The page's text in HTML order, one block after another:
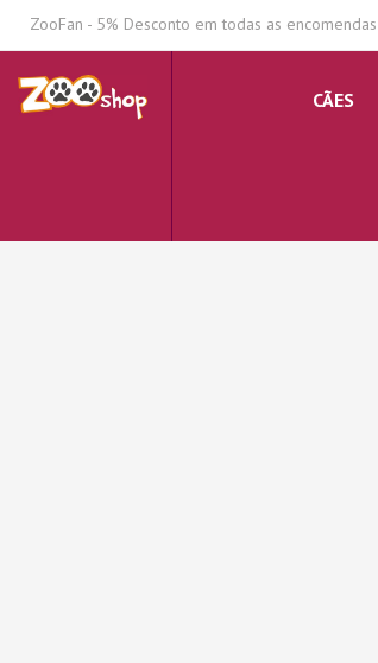
ZooFan - 5% Desconto em todas as encomendas
CÃES